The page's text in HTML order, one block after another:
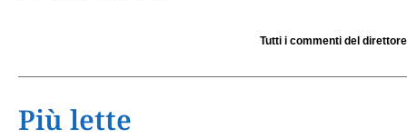
Tutti i commenti del direttore
Più lette